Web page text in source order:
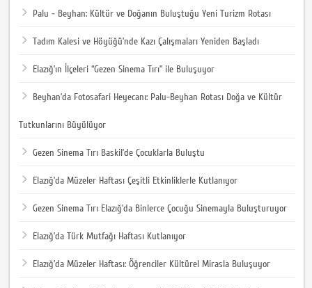
Palu - Beyhan: Kültür ve Doğanın Buluştuğu Yeni Turizm Rotası
Tadım Kalesi ve Höyüğü’nde Kazı Çalışmaları Yeniden Başladı
Elazığ’ın İlçeleri “Gezen Sinema Tırı” ile Buluşuyor
Beyhan’da Fotosafari Heyecanı: Palu-Beyhan Rotası Doğa ve Kültür
Tutkunlarını Büyülüyor
Gezen Sinema Tırı Baskil’de Çocuklarla Buluştu
Elazığ’da Müzeler Haftası Çeşitli Etkinliklerle Kutlanıyor
Gezen Sinema Tırı Elazığ’da Binlerce Çocuğu Sinemayla Buluşturuyor
Elazığ’da Türk Mutfağı Haftası Kutlanıyor
Elazığ’da Müzeler Haftası: Öğrenciler Kültürel Mirasla Buluşuyor